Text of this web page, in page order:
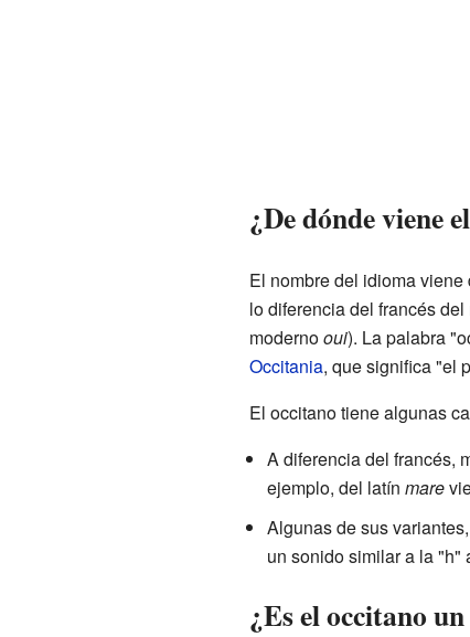
¿De dónde viene
El nombre del idioma
lo diferencia del francés
modernooui). La palabra
Occitania, que significa "el
El occitano tiene algunas
A diferencia del francés,
ejemplo, del latín mare
Algunas de sus
un sonido similar a la "h"
¿Es el occitano